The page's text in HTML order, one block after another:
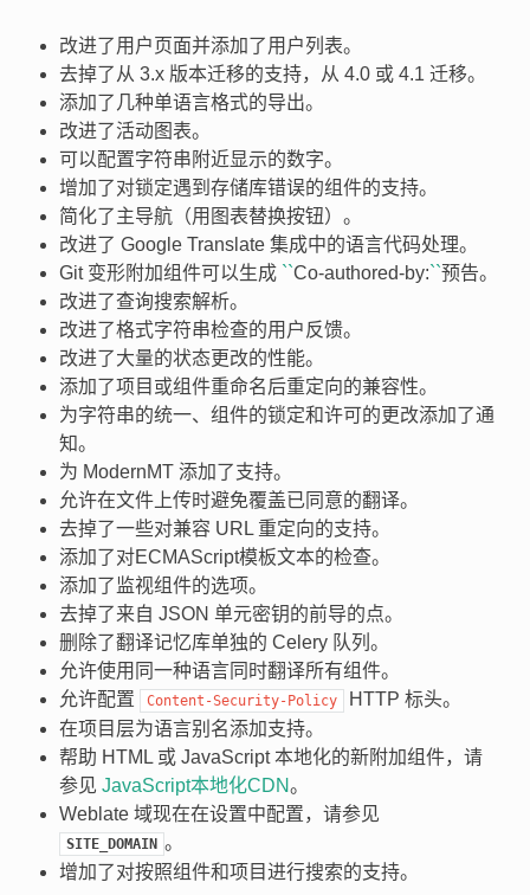
改进了用户页面并添加了用户列表。
去掉了从 3.x 版本迁移的支持，从 4.0 或 4.1 迁移。
添加了几种单语言格式的导出。
改进了活动图表。
可以配置字符串附近显示的数字。
增加了对锁定遇到存储库错误的组件的支持。
简化了主导航（用图表替换按钮）。
改进了 Google Translate 集成中的语言代码处理。
Git 变形附加组件可以生成 ``Co-authored-by:``预告。
改进了查询搜索解析。
改进了格式字符串检查的用户反馈。
改进了大量的状态更改的性能。
添加了项目或组件重命名后重定向的兼容性。
为字符串的统一、组件的锁定和许可的更改添加了通
知。
为 ModernMT 添加了支持。
允许在文件上传时避免覆盖已同意的翻译。
去掉了一些对兼容 URL 重定向的支持。
添加了对ECMAScript模板文本的检查。
添加了监视组件的选项。
去掉了来自 JSON 单元密钥的前导的点。
删除了翻译记忆库单独的 Celery 队列。
允许使用同一种语言同时翻译所有组件。
允许配置
Content-Security-Policy
HTTP 标头。
在项目层为语言别名添加支持。
帮助 HTML 或 JavaScript 本地化的新附加组件，请
参见 JavaScript本地化CDN。
Weblate 域现在在设置中配置，请参见
SITE_DOMAIN 。
增加了对按照组件和项目进行搜索的支持。